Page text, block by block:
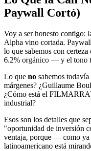
Paywall Cortó)
Voy a ser honesto contigo:
Alpha vino cortada.
lo que sabemos con
6.2% orgánico — y el tono
Lo que no sabemos
márgenes? ¿Guillaume
¿Cómo está el
industrial?
Esos son los detalles que
"oportunidad de inversión
ventaja, porque — como
latinoamericano está